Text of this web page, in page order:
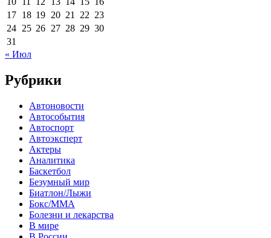
17 18 19 20 21 22 23
24 25 26 27 28 29 30
31
« Июл
Рубрики
Автоновости
Автособытия
Автоспорт
Автоэксперт
Актеры
Аналитика
Баскетбол
Безумный мир
Биатлон/Лыжи
Бокс/MMA
Болезни и лекарства
В мире